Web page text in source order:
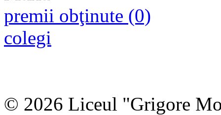
premii obţinute (0)
colegi
© 2026 Liceul "Grigore